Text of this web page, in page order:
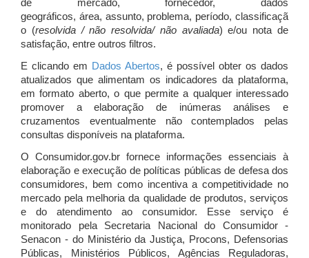
de mercado, fornecedor, dados
geográficos, área, assunto, problema, período, classificaçã
o (resolvida / não resolvida/ não avaliada) e/ou nota de
satisfação, entre outros filtros.
E clicando em Dados Abertos, é possível obter os dados
atualizados que alimentam os indicadores da plataforma,
em formato aberto, o que permite a qualquer interessado
promover a elaboração de inúmeras análises e
cruzamentos eventualmente não contemplados pelas
consultas disponíveis na plataforma.
O Consumidor.gov.br fornece informações essenciais à
elaboração e execução de políticas públicas de defesa dos
consumidores, bem como incentiva a competitividade no
mercado pela melhoria da qualidade de produtos, serviços
e do atendimento ao consumidor. Esse serviço é
monitorado pela Secretaria Nacional do Consumidor -
Senacon - do Ministério da Justiça, Procons, Defensorias
Públicas, Ministérios Públicos, Agências Reguladoras,